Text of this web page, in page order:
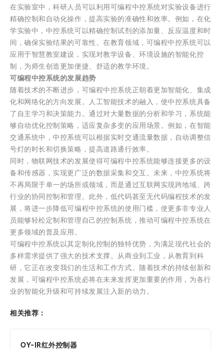
在实验室中，科研人员可以利用可编程中控系统对实验设备进行
精确控制和自动化操作，提高实验的准确性和效率。例如，在化
学实验中，中控系统可以精确控制试剂的添加量、反应温度和时
间，确保实验结果的可靠性。在教育领域，可编程中控系统可以
应用于智慧教室建设，实现对教学设备、环境设施的智能化控
制，为师生创造更加便捷、舒适的教学环境。
可编程中控系统的发展趋势
随着技术的不断进步，可编程中控系统正朝着更加智能化、集成
化和网络化的方向发展。人工智能技术的融入，使中控系统具备
了自主学习和决策能力。通过对大量数据的分析和学习，系统能
够自动优化控制策略，适应复杂多变的应用场景。例如，在智能
交通系统中，中控系统可以根据实时交通流量数据，自动调整信
号灯的时长和切换策略，提高道路通行效率。
同时，物联网技术的发展使得可编程中控系统能够连接更多的设
备和传感器，实现更广泛的数据采集和交互。未来，中控系统将
不再局限于单一的场所或领域，而是通过互联网实现跨地域、跨
行业的协同控制和管理。此外，低代码甚至无代码编程技术的发
展，将进一步降低可编程中控系统的使用门槛，使更多非专业人
员能够轻松定制和管理自己的控制系统，推动可编程中控系统在
更多领域的普及应用。
可编程中控系统以其定制化控制的独特优势，为满足现代社会的
多样需求提供了强大的技术支撑。从商业到工业，从教育到科
研，它正在改变我们的生活和工作方式。随着技术的持续创新和
发展，可编程中控系统必将在未来发挥更加重要的作用，为各行
业的智能化升级和可持续发展注入新的动力。
相关推荐：
OY-IR红外控制器